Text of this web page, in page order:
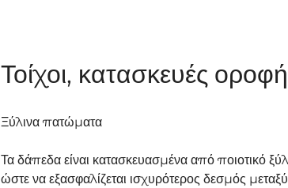
Τοίχοι, κατασκευές
Ξύλινα πατώματα
Τα δάπεδα είναι κατασκευασμένα από ποιοτικό
ώστε να εξασφαλίζεται ισχυρότερος δεσμός